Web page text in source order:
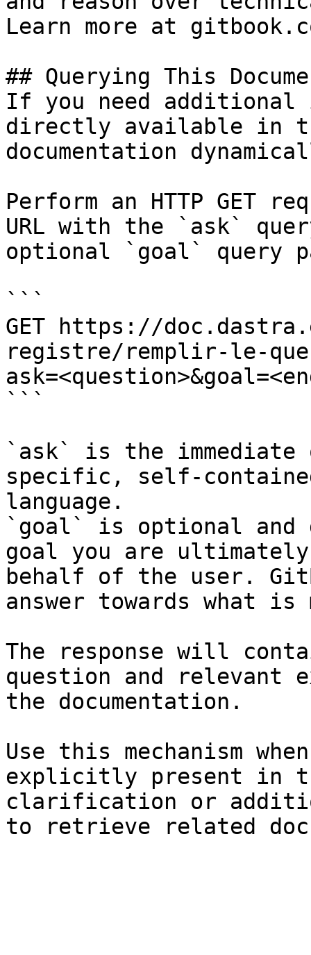
Learn more at
## Querying This
If you need
directly available in
documentation
Perform an HTTP GET
URL with the `ask`
optional `goal` query
```
GET https://
registre/remplir-le-
```
`ask` is the
specific, self-
language.
`goal` is optional and
goal you are
behalf of the user.
answer towards what
The response will
question and relevant
the documentation.
Use this mechanism
explicitly present in
clarification or